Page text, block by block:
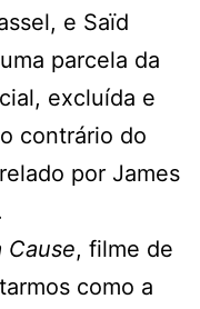
e Saïd
parcela da
excluída e
contrário do
por James
Cause, filme de
como a